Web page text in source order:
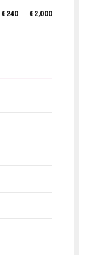
€240 — €2,000